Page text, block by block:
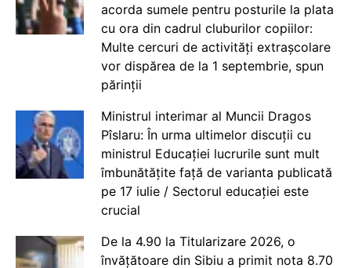
acorda sumele pentru posturile la plata
cu ora din cadrul cluburilor copiilor:
Multe cercuri de activități extrașcolare
vor dispărea de la 1 septembrie, spun
părinții
Ministrul interimar al Muncii Dragos
Pîslaru: În urma ultimelor discuții cu
ministrul Educației lucrurile sunt mult
îmbunătățite față de varianta publicată
pe 17 iulie / Sectorul educației este
crucial
De la 4.90 la Titularizare 2026, o
învățătoare din Sibiu a primit nota 8.70